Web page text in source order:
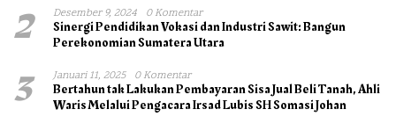
2 Desember 9, 2024 0 Komentar
Sinergi Pendidikan Vokasi dan Industri Sawit: Bangun
Perekonomian Sumatera Utara
3 Januari 11, 2025 0 Komentar
Bertahun tak Lakukan Pembayaran Sisa Jual Beli Tanah, Ahli
Waris Melalui Pengacara Irsad Lubis SH Somasi Johan